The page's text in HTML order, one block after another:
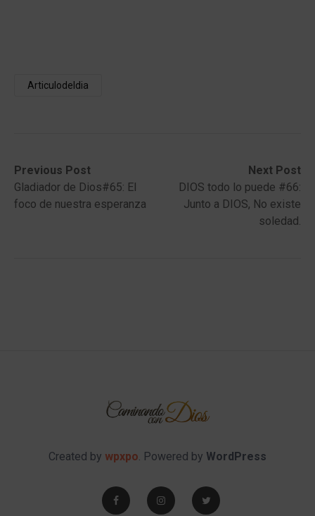
Articulodeldia
Post
navigation
Previous Post
Previous
post:Gladiador de Dios#65: El
foco de nuestra esperanza
Next Post
Next
post:
DIOS todo lo puede #66:
Junto a DIOS, No existe
soledad.
Created by wpxpo. Powered by WordPress